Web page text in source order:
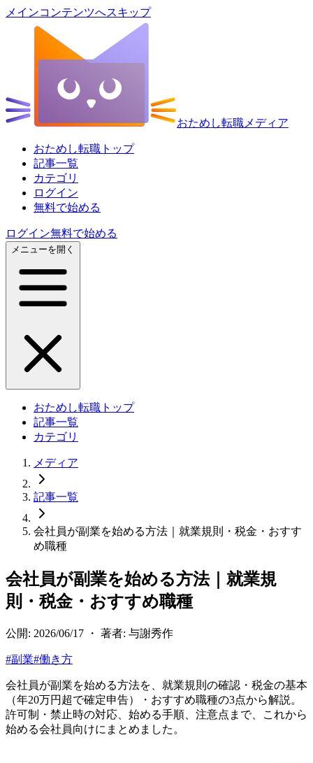
メインコンテンツへスキップ
おためし転職メディア
おためし転職トップ
記事一覧
カテゴリ
ログイン
無料で始める
ログイン無料で始める
メニューを開く
おためし転職トップ
記事一覧
カテゴリ
メディア
記事一覧
会社員が副業を始める方法｜就業規則・税金・おすす
め職種
会社員が副業を始める方法｜就業規
則・税金・おすすめ職種
公開: 2026/06/17 ・ 著者: 与謝秀作
#副業#働き方
会社員が副業を始める方法を、就業規則の確認・税金の基本
（年20万円超で確定申告）・おすすめ職種の3点から解説。
許可制・禁止時の対応、始める手順、注意点まで、これから
始める会社員向けにまとめました。